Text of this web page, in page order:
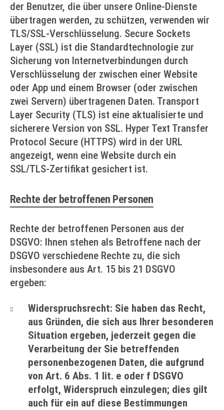
der Benutzer, die über unsere Online-Dienste
übertragen werden, zu schützen, verwenden wir
TLS/SSL-Verschlüsselung. Secure Sockets
Layer (SSL) ist die Standardtechnologie zur
Sicherung von Internetverbindungen durch
Verschlüsselung der zwischen einer Website
oder App und einem Browser (oder zwischen
zwei Servern) übertragenen Daten. Transport
Layer Security (TLS) ist eine aktualisierte und
sicherere Version von SSL. Hyper Text Transfer
Protocol Secure (HTTPS) wird in der URL
angezeigt, wenn eine Website durch ein
SSL/TLS-Zertifikat gesichert ist.
Rechte der betroffenen Personen
Rechte der betroffenen Personen aus der
DSGVO: Ihnen stehen als Betroffene nach der
DSGVO verschiedene Rechte zu, die sich
insbesondere aus Art. 15 bis 21 DSGVO
ergeben:
Widerspruchsrecht: Sie haben das Recht,
aus Gründen, die sich aus Ihrer besonderen
Situation ergeben, jederzeit gegen die
Verarbeitung der Sie betreffenden
personenbezogenen Daten, die aufgrund
von Art. 6 Abs. 1 lit. e oder f DSGVO
erfolgt, Widerspruch einzulegen; dies gilt
auch für ein auf diese Bestimmungen